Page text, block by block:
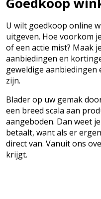
U wilt goedkoop online
uitgeven. Hoe voorkom
of een actie mist? Maak
aanbiedingen en
geweldige
zijn.
Blader op uw gemak
een breed scala aan
aangeboden. Dan weet
betaalt, want als er
direct van. Vanuit ons
krijgt.